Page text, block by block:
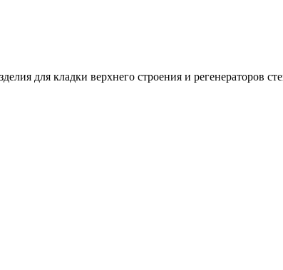
для кладки верхнего строения и регенераторов